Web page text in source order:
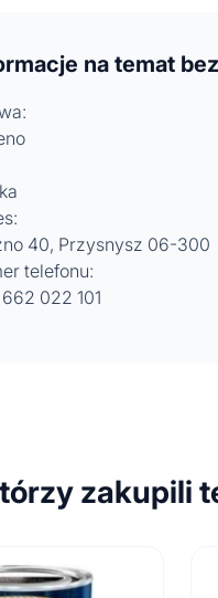
na temat
40, Przysnysz 06-300
telefonu:
022 101
zakupili